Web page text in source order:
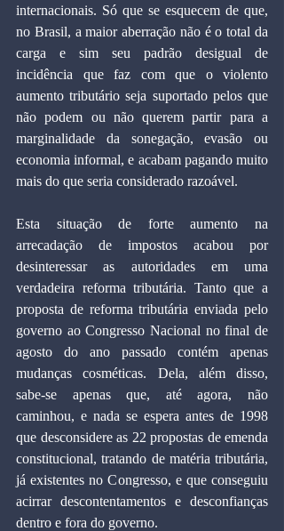
internacionais. Só que se esquecem de que,
no Brasil, a maior aberração não é o total da
carga e sim seu padrão desigual de
incidência que faz com que o violento
aumento tributário seja suportado pelos que
não podem ou não querem partir para a
marginalidade da sonegação, evasão ou
economia informal, e acabam pagando muito
mais do que seria considerado razoável.
Esta situação de forte aumento na
arrecadação de impostos acabou por
desinteressar as autoridades em uma
verdadeira reforma tributária. Tanto que a
proposta de reforma tributária enviada pelo
governo ao Congresso Nacional no final de
agosto do ano passado contém apenas
mudanças cosméticas. Dela, além disso,
sabe-se apenas que, até agora, não
caminhou, e nada se espera antes de 1998
que desconsidere as 22 propostas de emenda
constitucional, tratando de matéria tributária,
já existentes no Congresso, e que conseguiu
acirrar descontentamentos e desconfianças
dentro e fora do governo.